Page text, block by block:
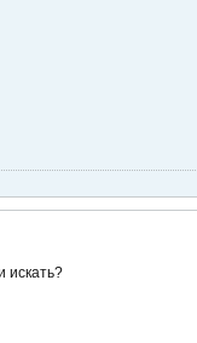
искать?